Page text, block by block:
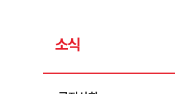
소식
Sketchbook5, 스케치북5